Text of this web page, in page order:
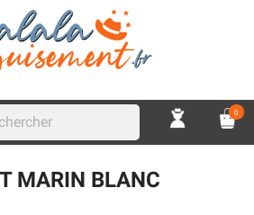
0
MARIN BLANC